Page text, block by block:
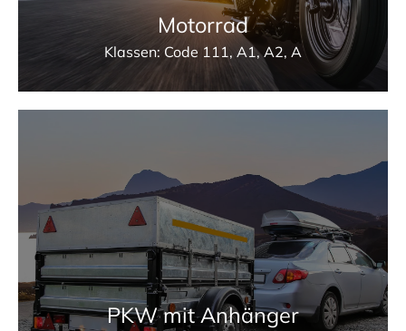
Motorrad
Klassen: Code 111, A1, A2, A
PKW mit Anhänger